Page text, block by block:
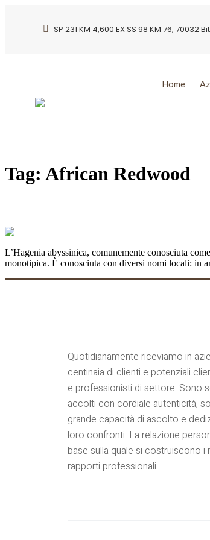
SP 231 KM 4,600 EX SS 98 KM 76, 70032
Home
Tag: African Redwood
L’Hagenia abyssinica, comunemente conosciuta
monotipica. È conosciuta con diversi nomi locali: in
Quotidianamente riceviamo in
centinaia di clienti e potenziali
e professionisti di settore. Sono
accolti con cordiale autenticità,
grande capacità di ascolto e
loro confronti. La relazione
base sulla quale si costruiscono i
rapporti professionali.